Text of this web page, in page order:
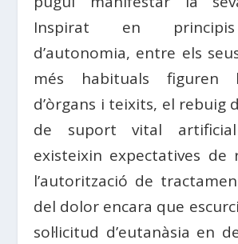
Inspirat en
d’autonomia, entre els
més habituals figuren
d’òrgans i teixits, el rebuig
de suport vital
existeixin expectatives de
l’autorització de
del dolor encara que
sol·licitud d’eutanàsia en